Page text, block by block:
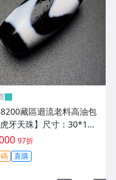
藏區迴流老料高油包
牙天珠】尺寸：30*13
量8.8克一顆可以改 天
文玩【德寶齋】497
97折
直購